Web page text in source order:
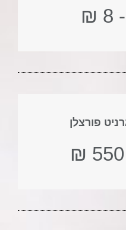
פורצלן